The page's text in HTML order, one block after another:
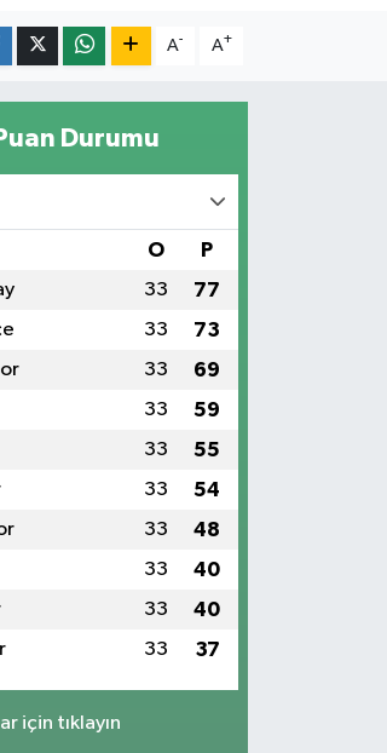
A- A+
Durumu
O P
33 77
33 73
33 69
33 59
33 55
33 54
33 48
33 40
33 40
33 37
için tıklayın